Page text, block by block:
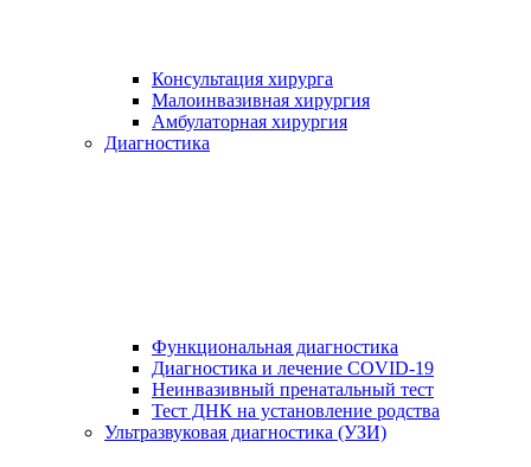
Консультация хирурга
Малоинвазивная хирургия
Амбулаторная хирургия
Диагностика
Функциональная диагностика
Диагностика и лечение COVID-19
Неинвазивный пренатальный тест
Тест ДНК на установление родства
Ультразвуковая диагностика (УЗИ)